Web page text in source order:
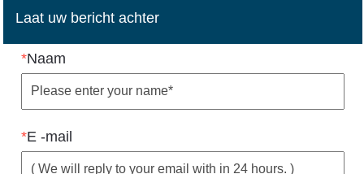
Laat uw bericht achter
*Naam
*E -mail